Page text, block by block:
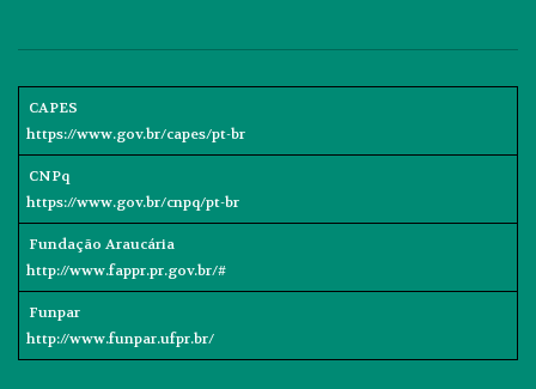
CAPES
https://www.gov.br/capes/pt-br
CNPq
https://www.gov.br/cnpq/pt-br
Fundação Araucária
http://www.fappr.pr.gov.br/#
Funpar
http://www.funpar.ufpr.br/